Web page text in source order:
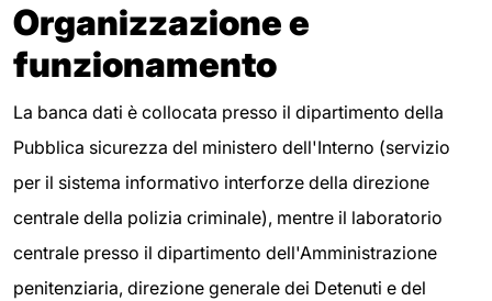
Organizzazione e
funzionamento
La banca dati è collocata presso il dipartimento della
Pubblica sicurezza del ministero dell'Interno (servizio
per il sistema informativo interforze della direzione
centrale della polizia criminale), mentre il laboratorio
centrale presso il dipartimento dell'Amministrazione
penitenziaria, direzione generale dei Detenuti e del